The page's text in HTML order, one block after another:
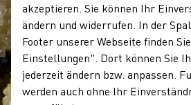
akzeptieren. Sie können Ihr
ändern und widerrufen. In der
Footer unserer Webseite finden
Einstellungen". Dort können Sie
jederzeit ändern bzw. anpassen.
werden auch ohne Ihr